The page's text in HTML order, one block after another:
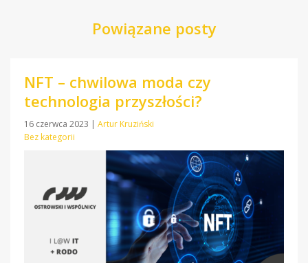
Powiązane posty
NFT – chwilowa moda czy
technologia przyszłości?
16 czerwca 2023 | Artur Kruziński
Bez kategorii